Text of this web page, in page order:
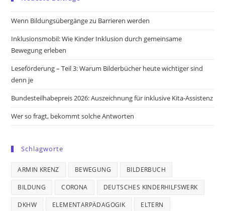
a
new
new
a
new
new
Wenn Bildungsübergänge zu Barrieren werden
Inklusionsmobil: Wie Kinder Inklusion durch gemeinsame
Bewegung erleben
Leseförderung – Teil 3: Warum Bilderbücher heute wichtiger sind
denn je
Bundesteilhabepreis 2026: Auszeichnung für inklusive Kita-Assistenz
Wer so fragt, bekommt solche Antworten
Schlagworte
ARMIN KRENZ BEWEGUNG BILDERBUCH
BILDUNG CORONA DEUTSCHES KINDERHILFSWERK
DKHW ELEMENTARPÄDAGOGIK ELTERN